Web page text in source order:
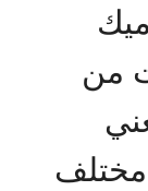
من
مختلف